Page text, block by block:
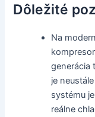
Dôležité
Na
generácia
je
systému
reálne